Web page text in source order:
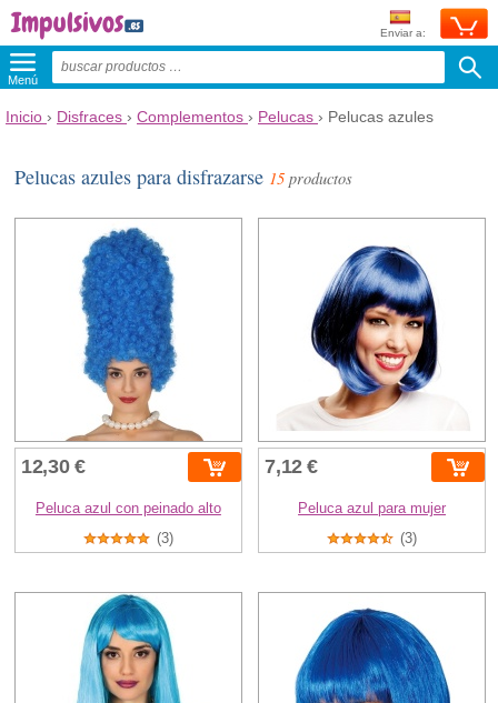
Enviar a:
Menú
Inicio › Disfraces › Complementos › Pelucas › Pelucas azules
Pelucas azules para disfrazarse 15 productos
12,30 €
Peluca azul con peinado alto
(3)
7,12 €
Peluca azul para mujer
(3)